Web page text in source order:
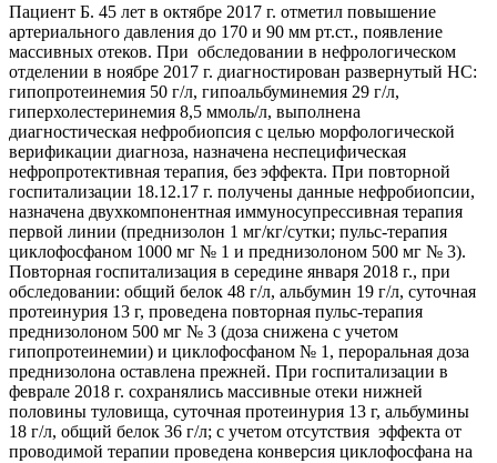
Пациент Б. 45 лет в октябре 2017 г. отметил повышение
артериального давления до 170 и 90 мм рт.ст., появление
массивных отеков. При обследовании в нефрологическом
отделении в ноябре 2017 г. диагностирован развернутый НС:
гипопротеинемия 50 г/л, гипоальбуминемия 29 г/л,
гиперхолестеринемия 8,5 ммоль/л, выполнена
диагностическая нефробиопсия с целью морфологической
верификации диагноза, назначена неспецифическая
нефропротективная терапия, без эффекта. При повторной
госпитализации 18.12.17 г. получены данные нефробиопсии,
назначена двухкомпонентная иммуносупрессивная терапия
первой линии (преднизолон 1 мг/кг/сутки; пульс-терапия
циклофосфаном 1000 мг № 1 и преднизолоном 500 мг № 3).
Повторная госпитализация в середине января 2018 г., при
обследовании: общий белок 48 г/л, альбумин 19 г/л, суточная
протеинурия 13 г, проведена повторная пульс-терапия
преднизолоном 500 мг № 3 (доза снижена с учетом
гипопротеинемии) и циклофосфаном № 1, пероральная доза
преднизолона оставлена прежней. При госпитализации в
феврале 2018 г. сохранялись массивные отеки нижней
половины туловища, суточная протеинурия 13 г, альбумины
18 г/л, общий белок 36 г/л; с учетом отсутствия эффекта от
проводимой терапии проведена конверсия циклофосфана на